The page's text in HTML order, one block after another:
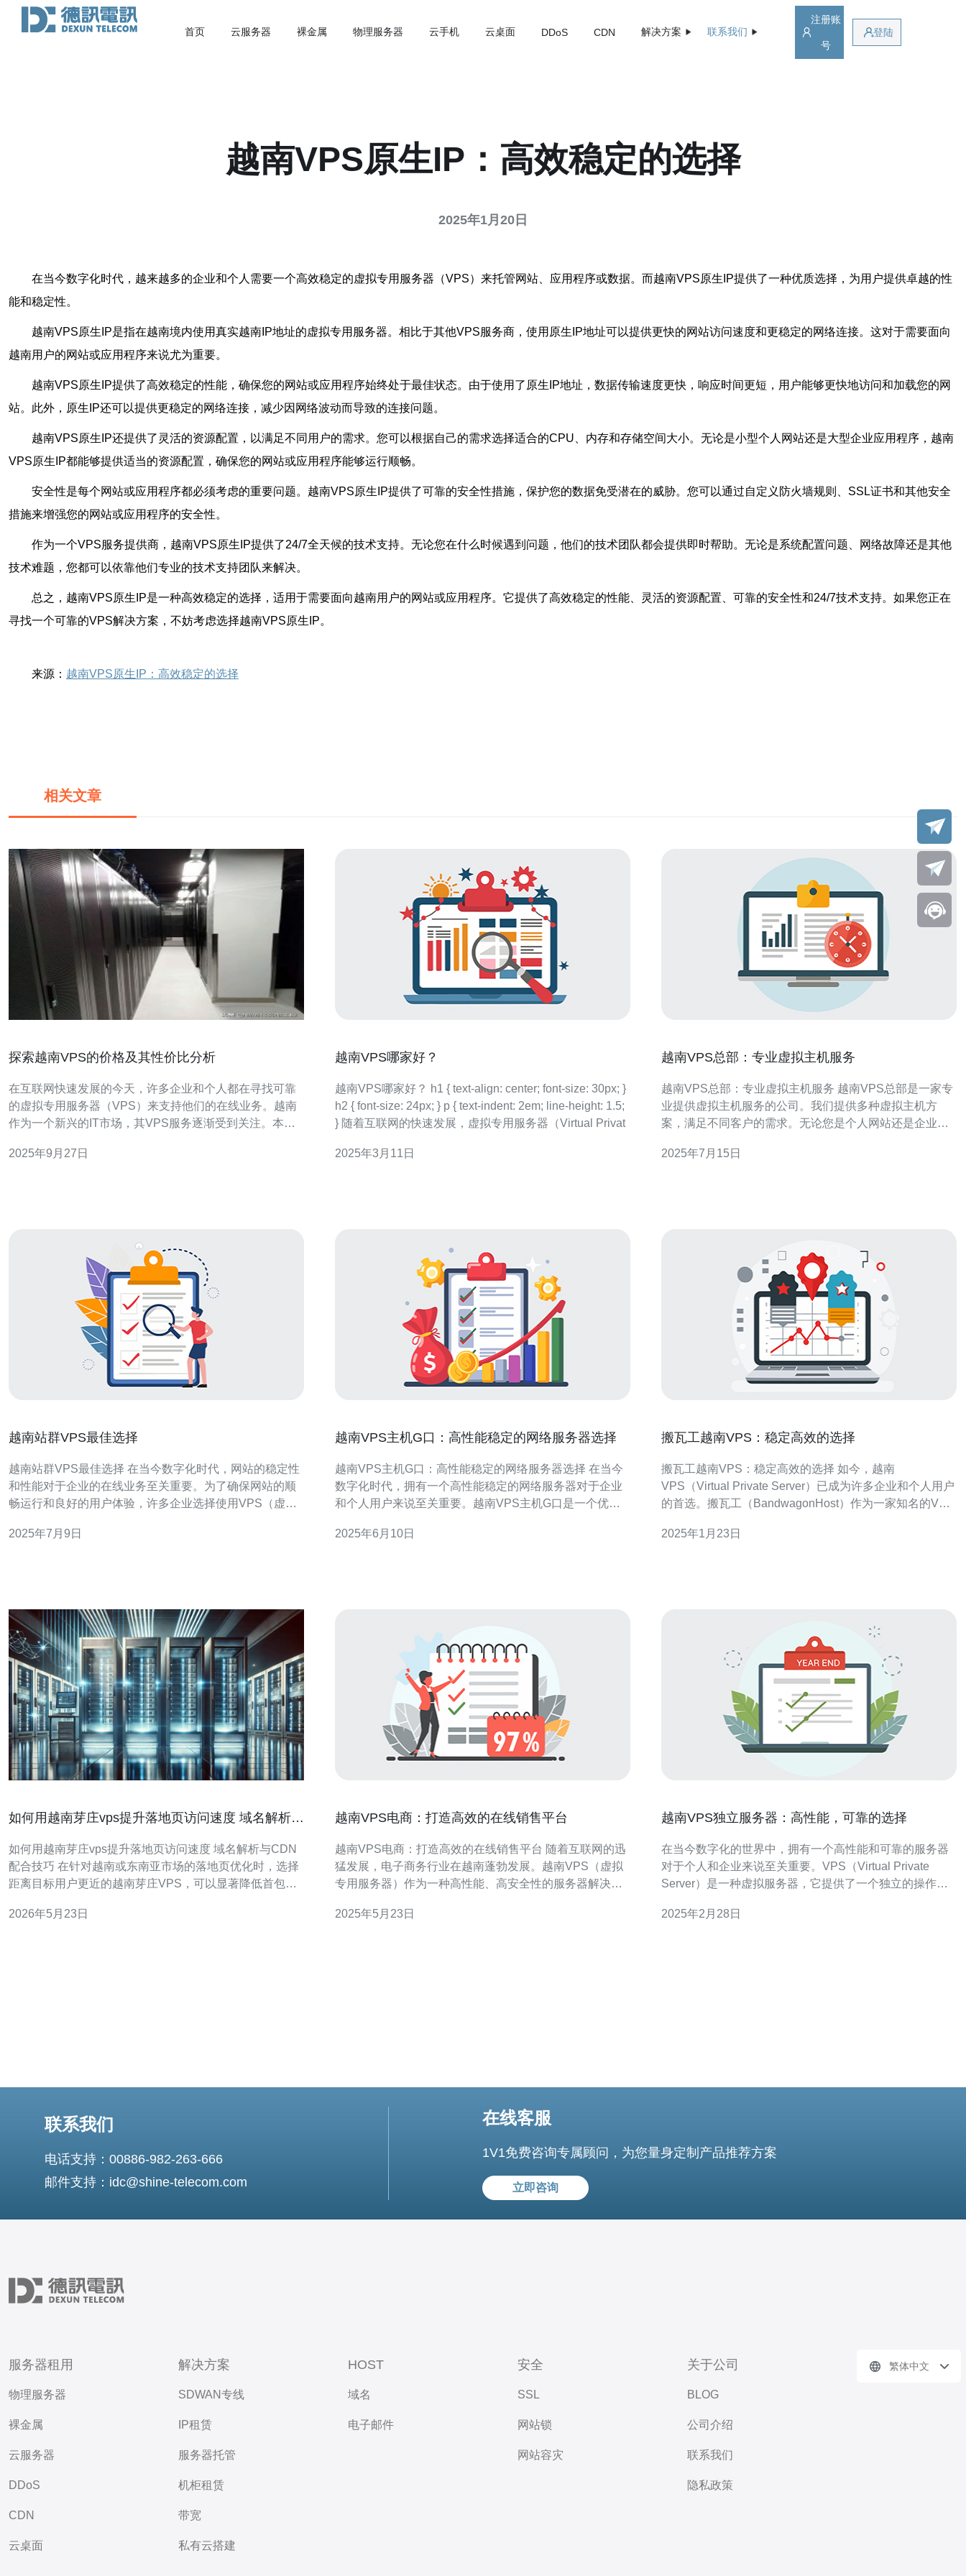
首页 云服务器 裸金属 物理服务器 云手机 云桌面 DDoS CDN 解决方案 联系我们
注册账
号
登陆
越南VPS原生IP：高效稳定的选择
2025年1月20日
在当今数字化时代，越来越多的企业和个人需要一个高效稳定的虚拟专用服务器（VPS）来托管网站、应用程序或数据。而越南VPS原生IP提供了一种优质选择，为用户提供卓越的性
能和稳定性。
越南VPS原生IP是指在越南境内使用真实越南IP地址的虚拟专用服务器。相比于其他VPS服务商，使用原生IP地址可以提供更快的网站访问速度和更稳定的网络连接。这对于需要面向
越南用户的网站或应用程序来说尤为重要。
越南VPS原生IP提供了高效稳定的性能，确保您的网站或应用程序始终处于最佳状态。由于使用了原生IP地址，数据传输速度更快，响应时间更短，用户能够更快地访问和加载您的网
站。此外，原生IP还可以提供更稳定的网络连接，减少因网络波动而导致的连接问题。
越南VPS原生IP还提供了灵活的资源配置，以满足不同用户的需求。您可以根据自己的需求选择适合的CPU、内存和存储空间大小。无论是小型个人网站还是大型企业应用程序，越南
VPS原生IP都能够提供适当的资源配置，确保您的网站或应用程序能够运行顺畅。
安全性是每个网站或应用程序都必须考虑的重要问题。越南VPS原生IP提供了可靠的安全性措施，保护您的数据免受潜在的威胁。您可以通过自定义防火墙规则、SSL证书和其他安全
措施来增强您的网站或应用程序的安全性。
作为一个VPS服务提供商，越南VPS原生IP提供了24/7全天候的技术支持。无论您在什么时候遇到问题，他们的技术团队都会提供即时帮助。无论是系统配置问题、网络故障还是其他
技术难题，您都可以依靠他们专业的技术支持团队来解决。
总之，越南VPS原生IP是一种高效稳定的选择，适用于需要面向越南用户的网站或应用程序。它提供了高效稳定的性能、灵活的资源配置、可靠的安全性和24/7技术支持。如果您正在
寻找一个可靠的VPS解决方案，不妨考虑选择越南VPS原生IP。
来源： 越南VPS原生IP：高效稳定的选择
相关文章
探索越南VPS的价格及其性价比分析
在互联网快速发展的今天，许多企业和个人都在寻找可靠
的虚拟专用服务器（VPS）来支持他们的在线业务。越南
作为一个新兴的IT市场，其VPS服务逐渐受到关注。本文
步骤指南，以帮助用户做出明智的选择。 VPS（Virtual
2025年9月27日
越南VPS哪家好？
越南VPS哪家好？ h1 { text-align: center; font-size: 30px; }
h2 { font-size: 24px; } p { text-indent: 2em; line-height: 1.5;
} 随着互联网的快速发展，虚拟专用服务器（Virtual Privat
2025年3月11日
越南VPS总部：专业虚拟主机服务
越南VPS总部：专业虚拟主机服务 越南VPS总部是一家专
业提供虚拟主机服务的公司。我们提供多种虚拟主机方
案，满足不同客户的需求。无论您是个人网站还是企业网
VPS总部拥有先进的服务器设备和专业的技术团队，保证
2025年7月15日
越南站群VPS最佳选择
越南站群VPS最佳选择 在当今数字化时代，网站的稳定性
和性能对于企业的在线业务至关重要。为了确保网站的顺
畅运行和良好的用户体验，许多企业选择使用VPS（虚拟
建立站群的企业来说，选择一家可靠的VPS提供商尤为重
2025年7月9日
越南VPS主机G口：高性能稳定的网络服务器选择
越南VPS主机G口：高性能稳定的网络服务器选择 在当今
数字化时代，拥有一个高性能稳定的网络服务器对于企业
和个人用户来说至关重要。越南VPS主机G口是一个优秀
口提供的服务器稳定性强，能够保证网站的持续在线运
2025年6月10日
搬瓦工越南VPS：稳定高效的选择
搬瓦工越南VPS：稳定高效的选择 如今，越南
VPS（Virtual Private Server）已成为许多企业和个人用户
的首选。搬瓦工（BandwagonHost）作为一家知名的VPS
文将介绍搬瓦工越南VPS的优势和特点。 搬瓦工越南VPS
2025年1月23日
如何用越南芽庄vps提升落地页访问速度 域名解析与
如何用越南芽庄vps提升落地页访问速度 域名解析与CDN
配合技巧 在针对越南或东南亚市场的落地页优化时，选择
距离目标用户更近的越南芽庄VPS，可以显著降低首包时
文将结合域名解析和CDN配置，给出可落地执行的加速方
2026年5月23日
越南VPS电商：打造高效的在线销售平台
越南VPS电商：打造高效的在线销售平台 随着互联网的迅
猛发展，电子商务行业在越南蓬勃发展。越南VPS（虚拟
专用服务器）作为一种高性能、高安全性的服务器解决方
会。 VPS是Virtual Private Server的缩写，即虚拟专用服
2025年5月23日
越南VPS独立服务器：高性能，可靠的选择
在当今数字化的世界中，拥有一个高性能和可靠的服务器
对于个人和企业来说至关重要。VPS（Virtual Private
Server）是一种虚拟服务器，它提供了一个独立的操作系
更经济的方式。 越南作为一个快速发展的互联网市场，吸
2025年2月28日
联系我们
电话支持：00886-982-263-666
邮件支持：idc@shine-telecom.com
在线客服
1V1免费咨询专属顾问，为您量身定制产品推荐方案
立即咨询
服务器租用
物理服务器
裸金属
云服务器
DDoS
CDN
云桌面
解决方案
SDWAN专线
IP租赁
服务器托管
机柜租赁
带宽
私有云搭建
HOST
域名
电子邮件
安全
SSL
网站锁
网站容灾
关于公司
BLOG
公司介绍
联系我们
隐私政策
繁体中文